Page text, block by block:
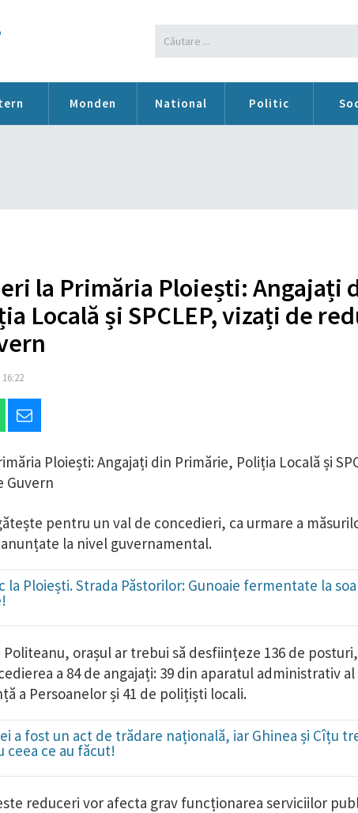
Monden National Politic
la Primăria Ploiești: Angajați
Locală și SPCLEP, vizați de
pentru un val de concedieri, ca urmare a
la nivel guvernamental.
la Ploiești. Strada Păstorilor: Gunoaie fermentate la
orașul ar trebui să desființeze 136 de
a 84 de angajați: 39 din aparatul administrativ
a Persoanelor și 41 de polițiști locali.
a fost un act de trădare națională, iar Ghinea și Cîțu
ce au făcut!
reduceri vor afecta grav funcționarea serviciilor